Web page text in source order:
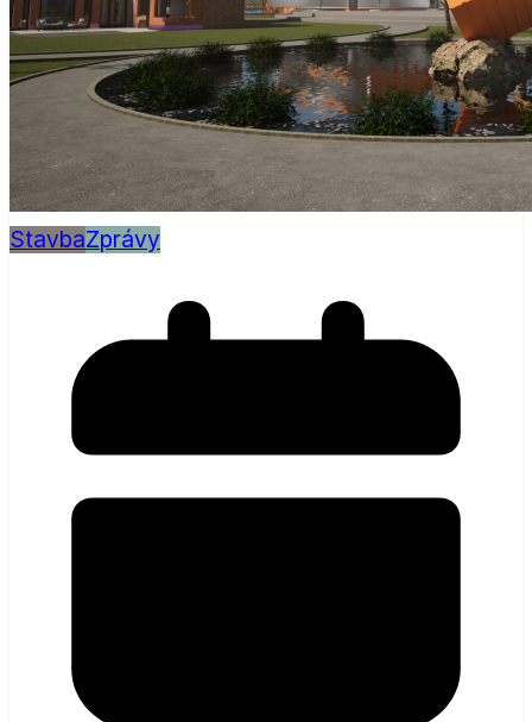
StavbaZprávy